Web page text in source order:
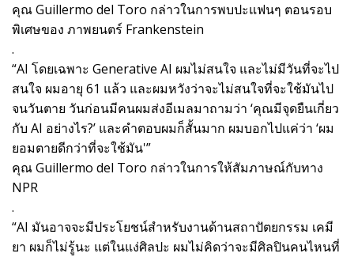
คุณ Guillermo del Toro กล่าวในการพบปะแฟนๆ ตอนรอบ
พิเศษของ ภาพยนตร์ Frankenstein
.
“AI โดยเฉพาะ Generative AI ผมไม่สนใจ และไม่มีวันที่จะไป
สนใจ ผมอายุ 61 แล้ว และผมหวังว่าจะไม่สนใจที่จะใช้มันไป
จนวันตาย วันก่อนมีคนผมส่งอีเมลมาถามว่า ‘คุณมีจุดยืนเกี่ยว
กับ AI อย่างไร?’ และคำตอบผมก็สั้นมาก ผมบอกไปแค่ว่า ‘ผม
ยอมตายดีกว่าที่จะใช้มัน'”
คุณ Guillermo del Toro กล่าวในการให้สัมภาษณ์กับทาง
NPR
.
“AI มันอาจจะมีประโยชน์สำหรับงานด้านสถาปัตยกรรม เคมี
ยา ผมก็ไม่รู้นะ แต่ในแง่ศิลปะ ผมไม่คิดว่าจะมีศิลปินคนไหนที่